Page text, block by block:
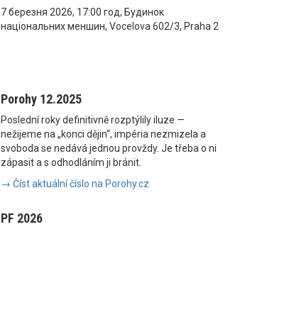
7 березня 2026, 17:00 год, Будинок
національних меншин, Vocelova 602/3, Praha 2
Porohy 12.2025
Poslední roky definitivně rozptýlily iluze —
nežijeme na „konci dějin“, impéria nezmizela a
svoboda se nedává jednou provždy. Je třeba o ni
zápasit a s odhodláním ji bránit.
→ Číst aktuální číslo na Porohy.cz
PF 2026